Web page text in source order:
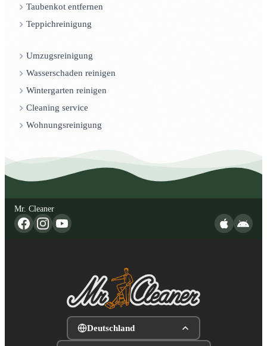
Taubenkot entfernen
Teppichreinigung
Umzugsreinigung
Wasserschaden reinigen
Wintergarten reinigen
Cleaning service
Wohnungsreinigung
Mr. Cleaner
Deutschland